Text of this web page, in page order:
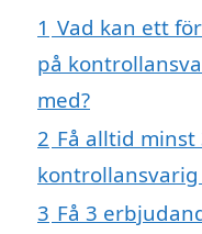
1 Vad kan ett
på
med?
2 Få alltid
3 Få 3